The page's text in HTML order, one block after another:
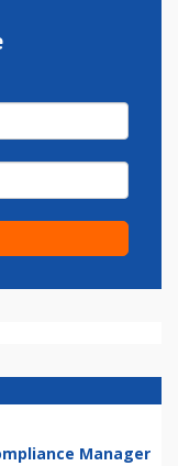
Manager